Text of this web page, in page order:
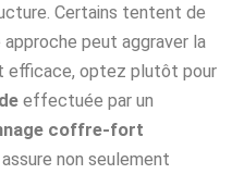
Certains tentent de
peut aggraver la
efficace, optez plutôt pour
effectuée par un
coffre-fort
non seulement